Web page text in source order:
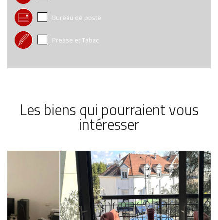
Bureau de poste
Presse et Tabac
Les biens qui pourraient vous
intéresser